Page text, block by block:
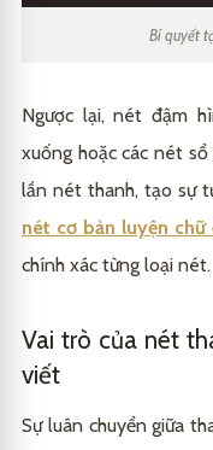
Bí quyết
Ngược lại, nét đậm
xuống hoặc các nét
lần nét thanh, tạo sự
nét cơ bản luyện chữ
chính xác từng loại nét.
Vai trò của nét
viết
Sự luân chuyển giữa